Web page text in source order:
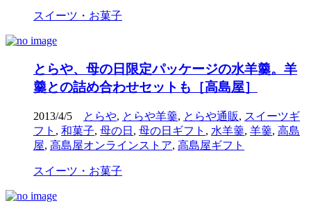
スイーツ・お菓子
とらや、母の日限定パッケージの水羊羹。羊
羹との詰め合わせセットも［高島屋］
2013/4/5 とらや, とらや羊羹, とらや通販, スイーツギ
フト , 和菓子, 母の日 , 母の日ギフト , 水羊羹, 羊羹, 高島
屋, 高島屋オンラインストア, 高島屋ギフト
スイーツ・お菓子